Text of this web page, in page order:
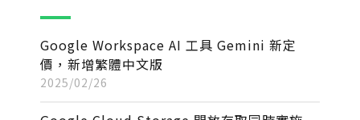
Google Workspace AI 工具 Gemini 新定
價，新增繁體中文版
2025/02/26